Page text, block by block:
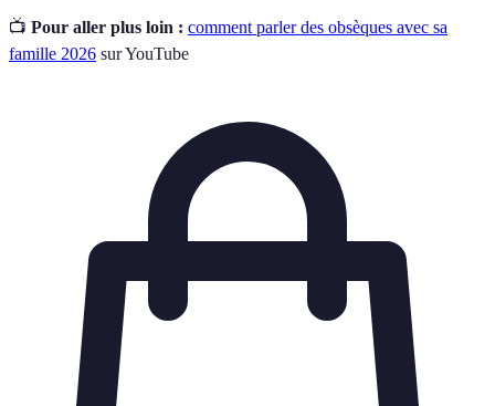
📺 Pour aller plus loin : comment parler des obsèques avec sa
famille 2026 sur YouTube